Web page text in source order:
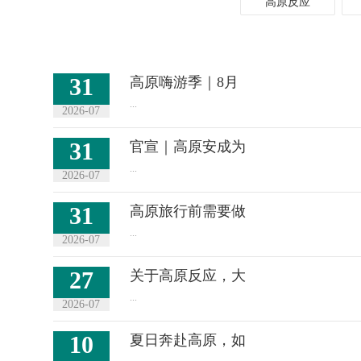
31
2026-07
高原嗨游季｜8月
...
31
2026-07
官宣｜高原安成为
...
31
2026-07
高原旅行前需要做
...
27
2026-07
关于高原反应，大
...
10 夏日奔赴高原，如